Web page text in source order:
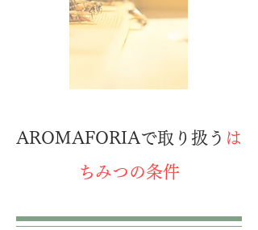
​AROMAFORIAで取り扱う は
ちみつの条件